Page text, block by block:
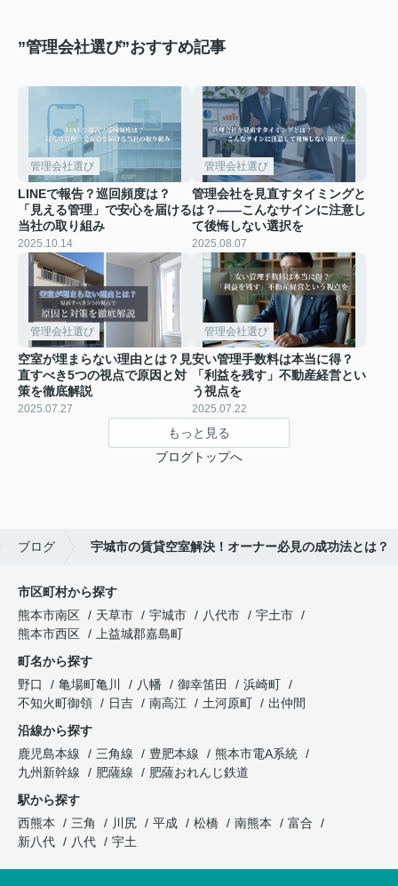
”管理会社選び”おすすめ記事
管理会社選び
LINEで報告？巡回頻度は？
「見える管理」で安心を届ける
当社の取り組み
2025.10.14
管理会社選び
管理会社を見直すタイミングと
は？――こんなサインに注意し
て後悔しない選択を
2025.08.07
管理会社選び
空室が埋まらない理由とは？見
直すべき5つの視点で原因と対
策を徹底解説
2025.07.27
管理会社選び
安い管理手数料は本当に得？
「利益を残す」不動産経営とい
う視点を
2025.07.22
もっと見る
ブログトップへ
ブログ 宇城市の賃貸空室解決！オーナー必見の成功法とは？
市区町村から探す
熊本市南区
天草市 宇城市 八代市
宇土市
熊本市西区
上益城郡嘉島町
町名から探す
野口
亀場町亀川 八幡 御幸笛田
浜崎町
不知火町御領
日吉 南高江 土河原町
出仲間
沿線から探す
鹿児島本線
三角線 豊肥本線
熊本市電A系統
九州新幹線
肥薩線
肥薩おれんじ鉄道
駅から探す
西熊本
三角 川尻 平成 松橋 南熊本
富合
新八代
八代 宇土